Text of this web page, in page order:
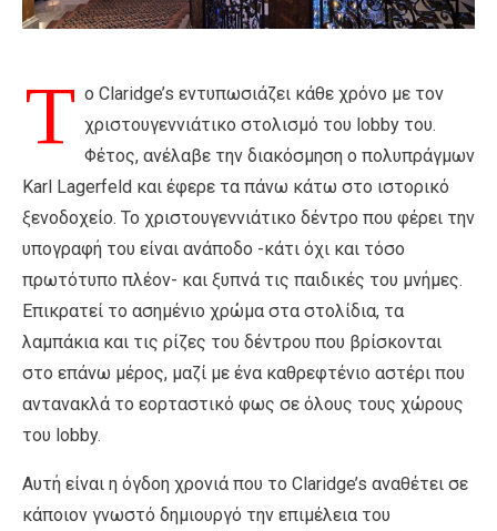
Τ ο Claridge’s εντυπωσιάζει κάθε χρόνο με τον
χριστουγεννιάτικο στολισμό του lobby του.
Φέτος, ανέλαβε την διακόσμηση ο πολυπράγμων
Karl Lagerfeld και έφερε τα πάνω κάτω στο ιστορικό
ξενοδοχείο. Το χριστουγεννιάτικο δέντρο που φέρει την
υπογραφή του είναι ανάποδο -κάτι όχι και τόσο
πρωτότυπο πλέον- και ξυπνά τις παιδικές του μνήμες.
Επικρατεί το ασημένιο χρώμα στα στολίδια, τα
λαμπάκια και τις ρίζες του δέντρου που βρίσκονται
στο επάνω μέρος, μαζί με ένα καθρεφτένιο αστέρι που
αντανακλά το εορταστικό φως σε όλους τους χώρους
του lobby.
Αυτή είναι η όγδοη χρονιά που το Claridge’s αναθέτει σε
κάποιον γνωστό δημιουργό την επιμέλεια του